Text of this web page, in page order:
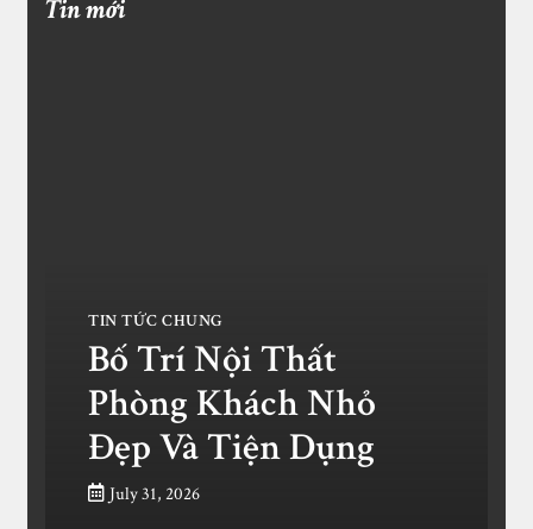
Tin mới
TIN TỨC CHUNG
Bố Trí Nội Thất
Phòng Khách Nhỏ
Đẹp Và Tiện Dụng
July 31, 2026